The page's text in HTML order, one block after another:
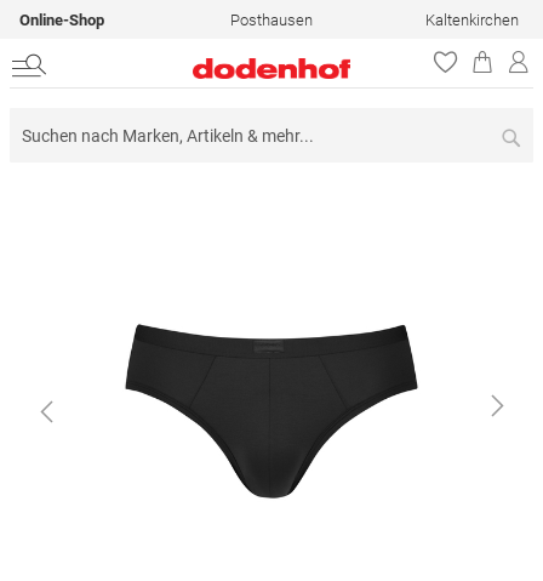
Online-Shop Posthausen Kaltenkirchen